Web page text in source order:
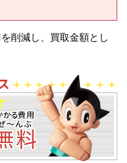
削減し、買取金額とし